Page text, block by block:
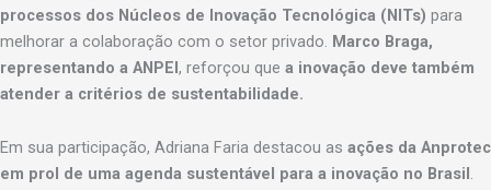
processos dos Núcleos de Inovação Tecnológica (NITs) para
melhorar a colaboração com o setor privado. Marco Braga,
representando a ANPEI, reforçou que a inovação deve também
atender a critérios de sustentabilidade.
Em sua participação, Adriana Faria destacou as ações da Anprotec
em prol de uma agenda sustentável para a inovação no Brasil.